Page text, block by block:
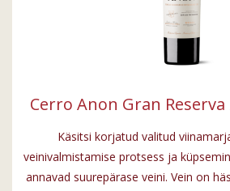
Cerro Anon Gran Reserva
Käsitsi korjatud valitud
veinivalmistamise protsess ja
annavad suurepärase veini. Vein on